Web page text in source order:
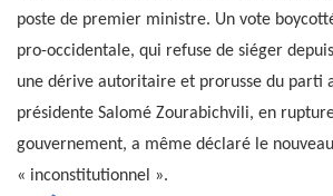
poste de premier ministre. Un vote
pro-occidentale, qui refuse de siéger
une dérive autoritaire et prorusse du parti
présidente Salomé Zourabichvili, en
gouvernement, a même déclaré le
« inconstitutionnel ».